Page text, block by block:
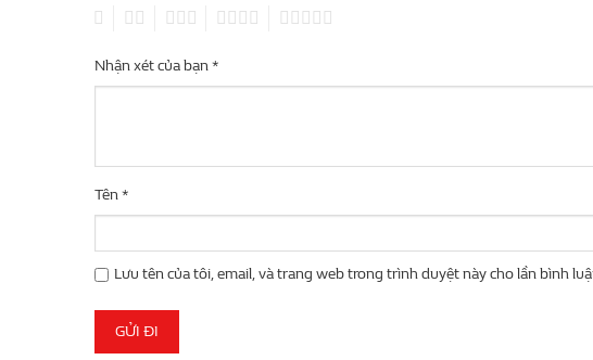
Nhận xét của bạn*
Tên*
Lưu tên của tôi, email, và trang web trong trình duyệt này cho lần bình